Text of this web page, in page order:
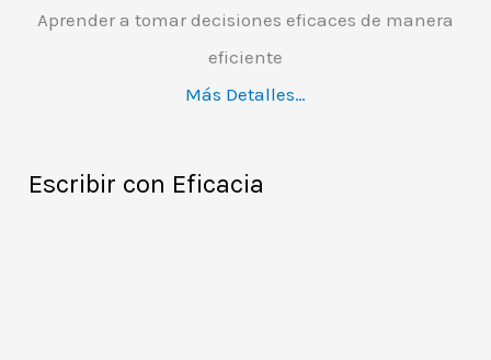
Aprender a tomar decisiones eficaces de manera
eficiente
Más Detalles…
Escribir con Eficacia